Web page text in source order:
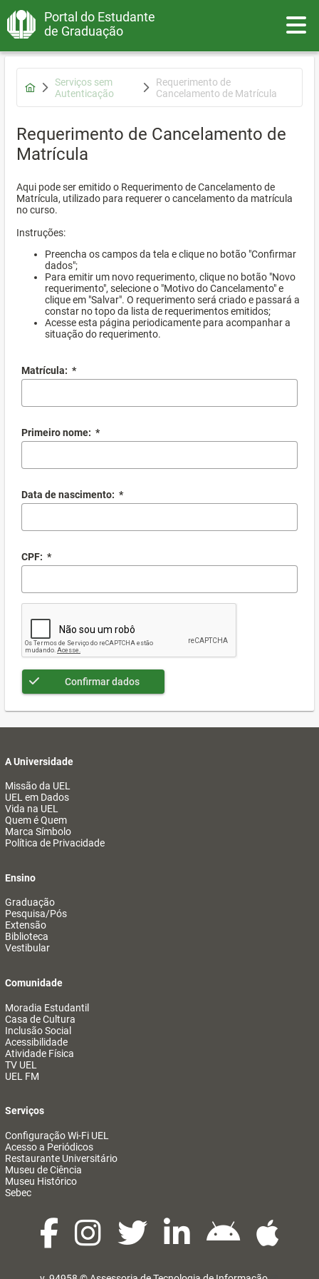
Portal do Estudante
de Graduação
Serviços sem
Autenticação
Requerimento de
Cancelamento de Matrícula
Requerimento de Cancelamento de
Matrícula
Aqui pode ser emitido o Requerimento de Cancelamento de
Matrícula, utilizado para requerer o cancelamento da matrícula
no curso.
Instruções:
Preencha os campos da tela e clique no botão "Confirmar
dados";
Para emitir um novo requerimento, clique no botão "Novo
requerimento", selecione o "Motivo do Cancelamento" e
clique em "Salvar". O requerimento será criado e passará a
constar no topo da lista de requerimentos emitidos;
Acesse esta página periodicamente para acompanhar a
situação do requerimento.
Matrícula: *
Primeiro nome: *
Data de nascimento: *
CPF: *
Confirmar dados
A Universidade
Missão da UEL
UEL em Dados
Vida na UEL
Quem é Quem
Marca Símbolo
Política de Privacidade
Ensino
Graduação
Pesquisa/Pós
Extensão
Biblioteca
Vestibular
Comunidade
Moradia Estudantil
Casa de Cultura
Inclusão Social
Acessibilidade
Atividade Física
TV UEL
UEL FM
Serviços
Configuração Wi-Fi UEL
Acesso a Periódicos
Restaurante Universitário
Museu de Ciência
Museu Histórico
Sebec